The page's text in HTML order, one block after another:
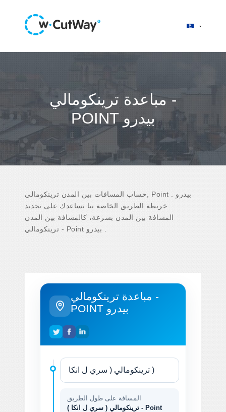
مباعدة ترينكومالي -
POINT بيدرو
حساب المسافات بين المدن ترينكومالي, Point بيدرو .
خريطة الطريق الخاصة بنا تساعدك على تحديد
المسافة بين المدن بسرعة، كالمسافة بين المدن
مباعدة ترينكومالي -
POINT بيدرو
المسافة على طول الطريق
ترينكومالي ( سري ل انكا ) - Point